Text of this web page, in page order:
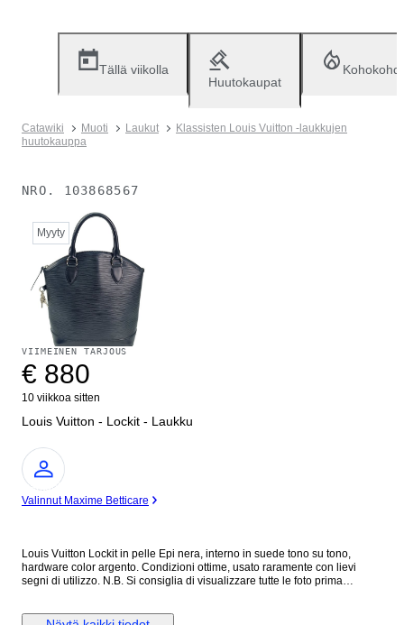
Tällä viikolla
Huutokaupat
Catawiki Muoti Laukut
Klassisten Louis Vuitton -laukkujen
huutokauppa
NRO. 103868567
Myyty
VIIMEINEN TARJOUS
€ 880
10 viikkoa sitten
Louis Vuitton - Lockit - Laukku
asiantuntija
Valinnut Maxime Betticare
Louis Vuitton Lockit in pelle Epi nera, interno in suede tono su tono,
hardware color argento. Condizioni ottime, usato raramente con lievi
segni di utilizzo. N.B. Si consiglia di visualizzare tutte le foto prima